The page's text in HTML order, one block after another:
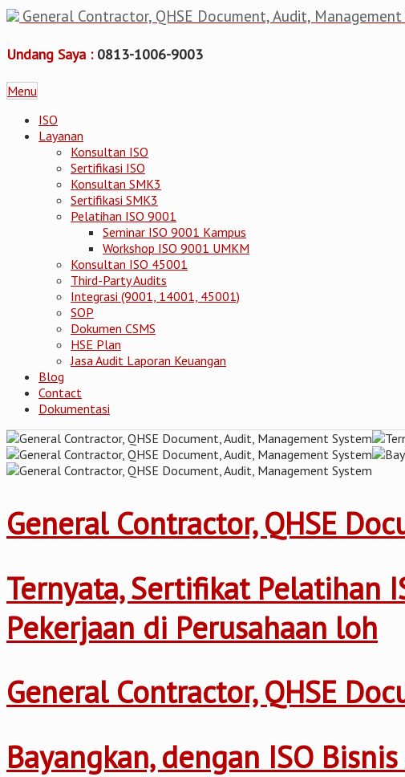
General Contractor, QHSE Document, Audit, Management
Undang Saya : 0813-1006-9003
Menu
ISO
Layanan
Konsultan ISO
Sertifikasi ISO
Konsultan SMK3
Sertifikasi SMK3
Pelatihan ISO 9001
Seminar ISO 9001 Kampus
Workshop ISO 9001 UMKM
Konsultan ISO 45001
Third-Party Audits
Integrasi (9001, 14001, 45001)
SOP
Dokumen CSMS
HSE Plan
Jasa Audit Laporan Keuangan
Blog
Contact
Dokumentasi
General Contractor, QHSE
Ternyata, Sertifikat Pelatihan
Pekerjaan di Perusahaan loh
General Contractor, QHSE
Bayangkan, dengan ISO